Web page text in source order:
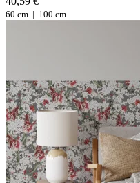
60 cm | 100 cm